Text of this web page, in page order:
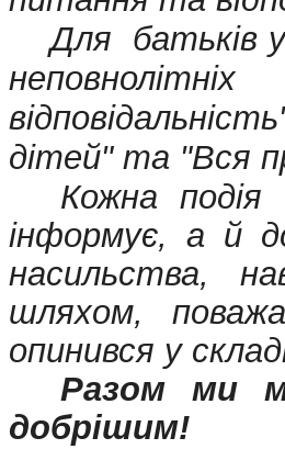
Для батьків
дітей" та "Вся
Кожна подія
інформує, а й
насильства,
шляхом,
опинився у
Разом ми
добрішим!